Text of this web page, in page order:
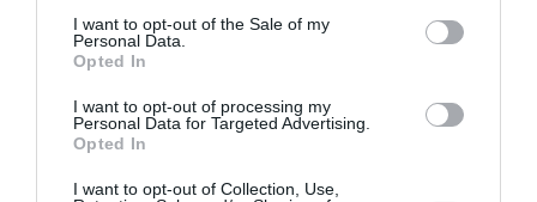
I want to opt-out of the Sale of my
Personal Data.
Opted In
I want to opt-out of processing my
Personal Data for Targeted Advertising.
Opted In
I want to opt-out of Collection, Use,